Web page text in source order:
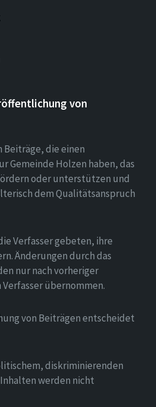
von
die einen
Gemeinde Holzen haben, das
oder unterstützen und
dem Qualitätsanspruch
Verfasser gebeten, ihre
Änderungen durch das
nur nach vorheriger
übernommen.
von Beiträgen entscheidet
diskriminierenden
werden nicht